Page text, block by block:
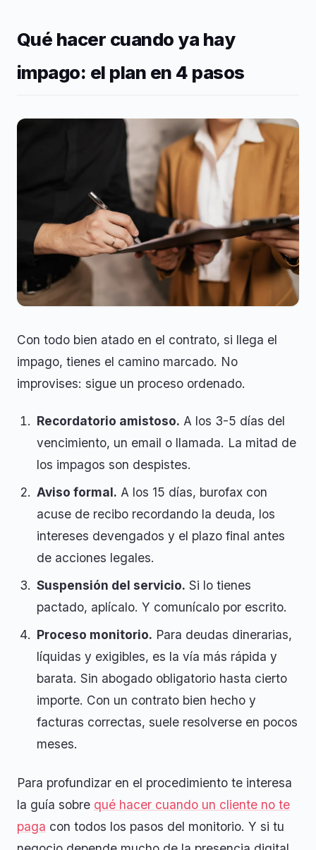
Qué hacer cuando ya hay
impago: el plan en 4 pasos
Con todo bien atado en el contrato, si llega el
impago, tienes el camino marcado. No
improvises: sigue un proceso ordenado.
Recordatorio amistoso. A los 3-5 días del
vencimiento, un email o llamada. La mitad de
los impagos son despistes.
Aviso formal. A los 15 días, burofax con
acuse de recibo recordando la deuda, los
intereses devengados y el plazo final antes
de acciones legales.
Suspensión del servicio. Si lo tienes
pactado, aplícalo. Y comunícalo por escrito.
Proceso monitorio. Para deudas dinerarias,
líquidas y exigibles, es la vía más rápida y
barata. Sin abogado obligatorio hasta cierto
importe. Con un contrato bien hecho y
facturas correctas, suele resolverse en pocos
meses.
Para profundizar en el procedimiento te interesa
la guía sobre qué hacer cuando un cliente no te
paga con todos los pasos del monitorio. Y si tu